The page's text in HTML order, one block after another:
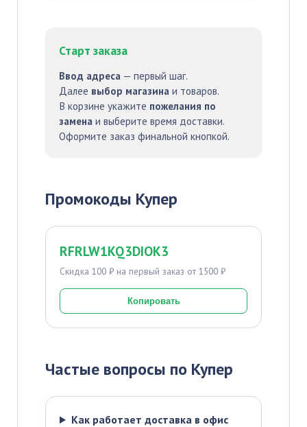
Старт заказа
Ввод адреса — первый шаг.
Далее выбор магазина и товаров.
В корзине укажите пожелания по
замена и выберите время доставки.
Оформите заказ финальной кнопкой.
Промокоды Купер
RFRLW1KQ3DIOK3
Скидка 100 ₽ на первый заказ от 1500 ₽
Копировать
Частые вопросы по Купер
Как работает доставка в офис